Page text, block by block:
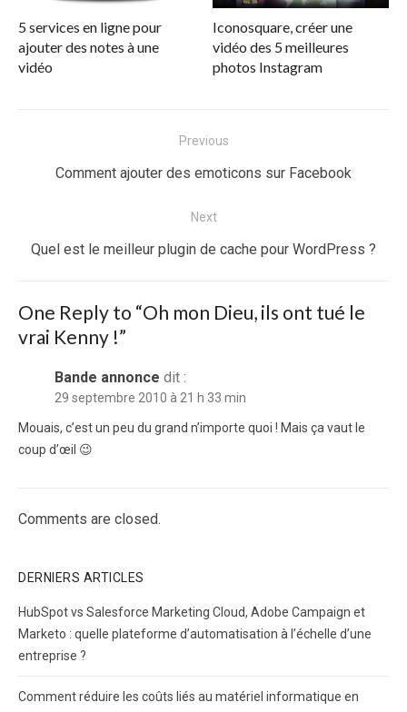
5 services en ligne pour
ajouter des notes à une
vidéo
Iconosquare, créer une
vidéo des 5 meilleures
photos Instagram
Previous
Previous
Comment ajouter des emoticons sur Facebook
Next
Next
Quel est le meilleur plugin de cache pour WordPress ?
One Reply to “Oh mon Dieu, ils ont tué le
vrai Kenny !”
Bande annonce dit :
29 septembre 2010 à 21 h 33 min
Mouais, c’est un peu du grand n’importe quoi ! Mais ça vaut le
coup d’œil 😉
Comments are closed.
DERNIERS ARTICLES
HubSpot vs Salesforce Marketing Cloud, Adobe Campaign et
Marketo : quelle plateforme d’automatisation à l’échelle d’une
entreprise ?
Comment réduire les coûts liés au matériel informatique en